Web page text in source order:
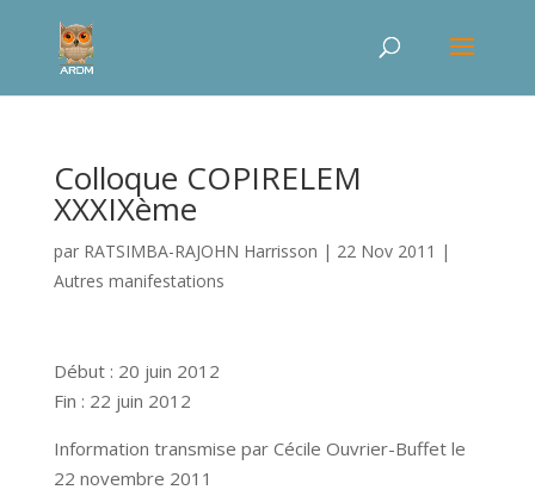
Colloque COPIRELEM
XXXIXème
par RATSIMBA-RAJOHN Harrisson | 22 Nov 2011 |
Autres manifestations
Début : 20 juin 2012
Fin : 22 juin 2012
Information transmise par Cécile Ouvrier-Buffet le
22 novembre 2011